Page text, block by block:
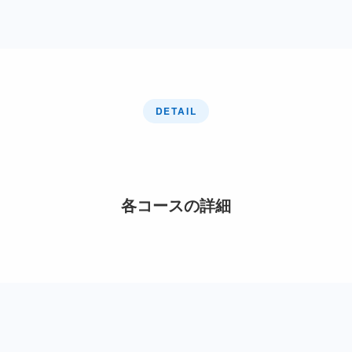
DETAIL
各コースの詳細